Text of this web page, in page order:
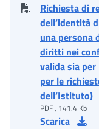
Richiesta di
dell’identità
una persona
diritti nei
valida sia per
per le
dell’Istituto)
PDF , 141.4 Kb
Scarica